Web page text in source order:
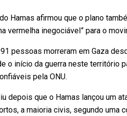
Hamas afirmou que o plano
vermelha inegociável” para o
pessoas morreram em Gaza
o início da guerra neste território
pela ONU.
depois que o Hamas lançou um
a maioria civis, segundo uma